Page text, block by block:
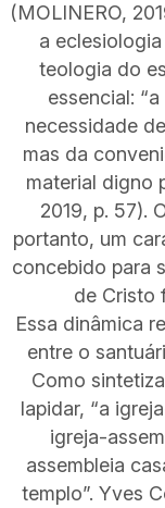
(MOLINERO,
a
teologia do
essencial:
necessidade
mas da
material digno
2019, p. 57).
portanto, um
concebido para
de Cristo
Essa dinâmica
entre o
Como
lapidar, “a
igreja-
assembleia
templo”. Yves